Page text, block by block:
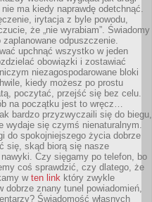
ma kiedy naprawdę odetchnąć.
irytacja z byle powodu,
że „nie wyrabiam”. Świadomy
odpuszczenie.
upchnąć wszystko w jeden
obowiązki i zostawiać
niezagospodarowane bloki
kiedy możesz po prostu
poczytać, przejść się bez celu.
na początku jest to wręcz…
bardzo przyzwyczaili się do biegu,
wydaje się czymś nienaturalnym.
do spokojniejszego życia dobrze
się, skąd biorą się nasze
Czy sięgamy po telefon, bo
coś sprawdzić, czy dlatego, że
wten link który zwykle
dobrze znany tunel powiadomień,
Świadomość własnych